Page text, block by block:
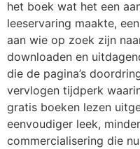
het boek wat het een
leeservaring maakte,
aan wie op zoek zijn
downloaden en
die de pagina’s
vervlogen tijdperk
gratis boeken lezen
eenvoudiger leek,
commercialisering die